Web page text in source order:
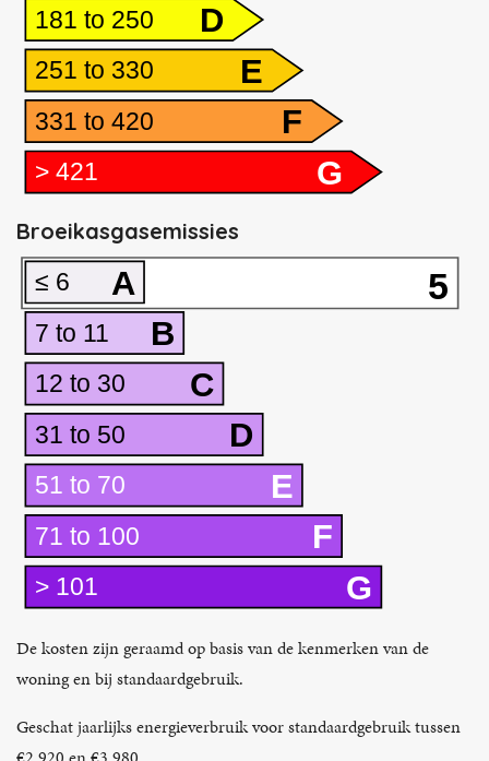
D
181 to 250
E
251 to 330
F
331 to 420
G
> 421
Broeikasgasemissies
5
A
≤ 6
B
7 to 11
C
12 to 30
D
31 to 50
E
51 to 70
F
71 to 100
G
> 101
De kosten zijn geraamd op basis van de kenmerken van de
woning en bij standaardgebruik.
Geschat jaarlijks energieverbruik voor standaardgebruik tussen